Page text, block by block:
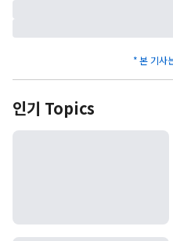
* 본 기사
인기 Topics